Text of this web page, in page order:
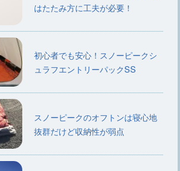
はたたみ方に工夫が必要！
初心者でも安心！スノーピークシ
ュラフエントリーパックSS
スノーピークのオフトンは寝心地
抜群だけど収納性が弱点